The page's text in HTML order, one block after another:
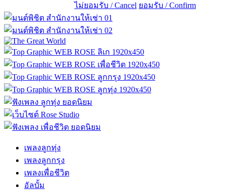
ไม่ยอมรับ / Cancel ยอมรับ / Confirm
เพลงลูกทุ่ง
เพลงลูกกรุง
เพลงเพื่อชีวิต
อัลบั้ม